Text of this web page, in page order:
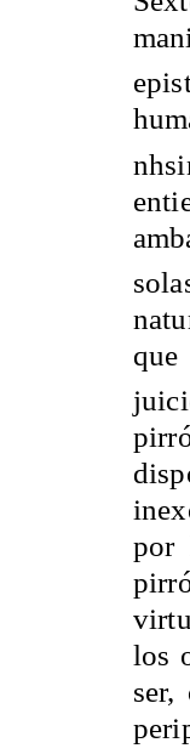
que
por
los
ser,